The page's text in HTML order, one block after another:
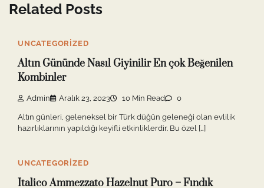
Related Posts
UNCATEGORIZED
Altın Gününde Nasıl Giyinilir En çok Beğenilen
Kombinler
Admin Aralık 23, 2023 10 Min Read 0
Altın günleri, geleneksel bir Türk düğün geleneği olan evlilik
hazırlıklarının yapıldığı keyifli etkinliklerdir. Bu özel […]
UNCATEGORIZED
Italico Ammezzato Hazelnut Puro – Fındık